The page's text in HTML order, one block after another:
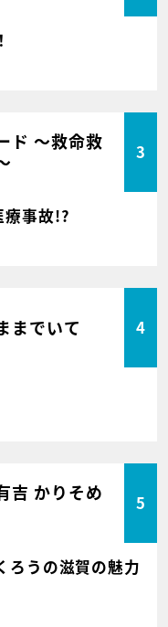
ド ～救命救
3
事故!?
までいて 4
吉 かりそめ
5
ろうの滋賀の魅力